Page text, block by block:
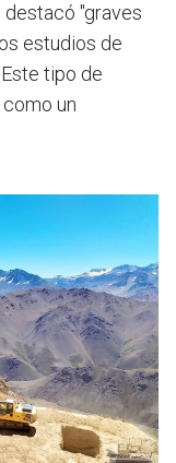
"graves
estudios de
. Este tipo de
un